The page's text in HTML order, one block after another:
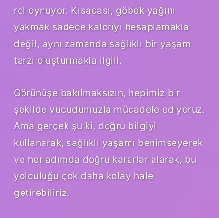
rol oynuyor. Kısacası, göbek yağını
yakmak sadece kaloriyi hesaplamakla
değil, aynı zamanda sağlıklı bir yaşam
tarzı oluşturmakla ilgili.
Görünüşe bakılmaksızın, hepimiz bir
şekilde vücudumuzla mücadele ediyoruz.
Ama gerçek şu ki, doğru bilgiyi
kullanarak, sağlıklı yaşamı benimseyerek
ve her adımda doğru kararlar alarak, bu
yolculuğu çok daha kolay hale
getirebiliriz.